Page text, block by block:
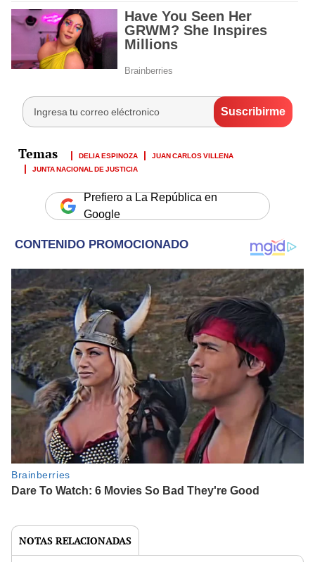
DELIA ESPINOZA
JUAN CARLOS VILLENA
JUNTA NACIONAL DE JUSTICIA
Prefiero a La República en
Google
NOTAS RELACIONADAS